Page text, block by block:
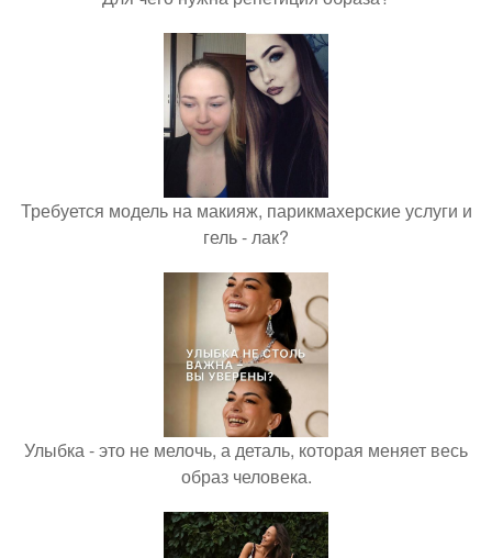
Требуется модель на макияж, парикмахерские услуги и
гель - лак?
Улыбка - это не мелочь, а деталь, которая меняет весь
образ человека.